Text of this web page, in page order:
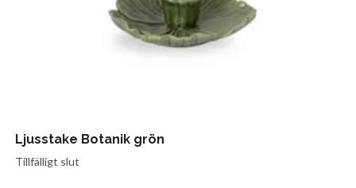
Ljusstake Botanik grön
Tillfälligt slut